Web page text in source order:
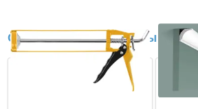
Сопутствующие товары